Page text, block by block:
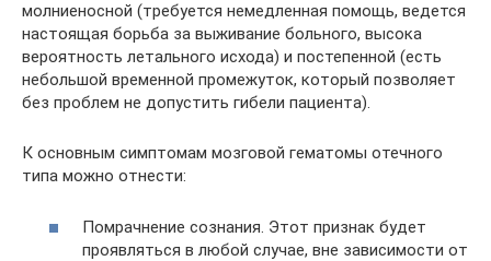
молниеносной (требуется немедленная помощь, ведется
настоящая борьба за выживание больного, высока
вероятность летального исхода) и постепенной (есть
небольшой временной промежуток, который позволяет
без проблем не допустить гибели пациента).
К основным симптомам мозговой гематомы отечного
типа можно отнести:
Помрачнение сознания. Этот признак будет
проявляться в любой случае, вне зависимости от